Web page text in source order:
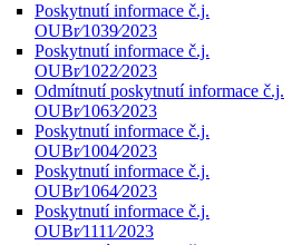
Poskytnutí informace č.j.
OUBr⁄1039⁄2023
Poskytnutí informace č.j.
OUBr⁄1022⁄2023
Odmítnutí poskytnutí informace č.j.
OUBr⁄1063⁄2023
Poskytnutí informace č.j.
OUBr⁄1004⁄2023
Poskytnutí informace č.j.
OUBr⁄1064⁄2023
Poskytnutí informace č.j.
OUBr⁄1111⁄2023